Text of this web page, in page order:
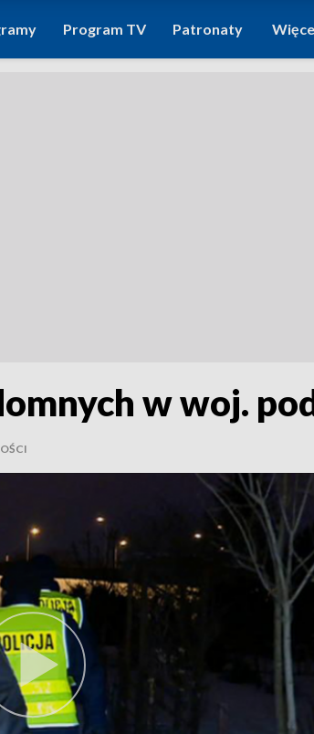
Program TV Patronaty
w woj.